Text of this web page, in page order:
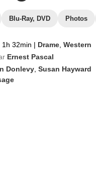
Blu-Ray, DVD Photos
1h 32min | Drame Western
Ernest Pascal
Donlevy Susan Hayward